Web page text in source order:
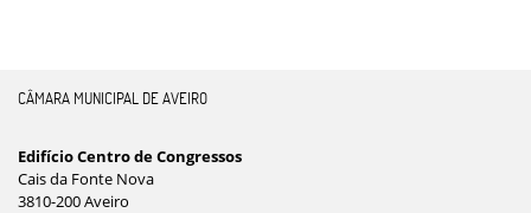
CÂMARA MUNICIPAL DE AVEIRO
Edifício Centro de Congressos
Cais da Fonte Nova
3810-200 Aveiro